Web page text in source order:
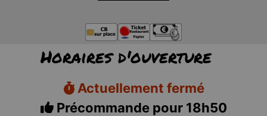
Horaires d'ouverture
Actuellement fermé
Précommande pour 18h50